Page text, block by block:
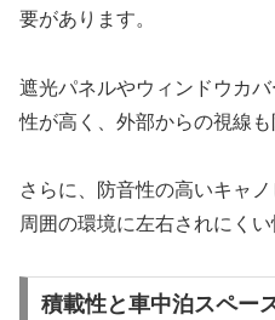
要があります。
遮光パネルやウィンドウカ
性が高く、外部からの視線も
さらに、防音性の高いキャ
周囲の環境に左右されにくい
積載性と車中泊スペー